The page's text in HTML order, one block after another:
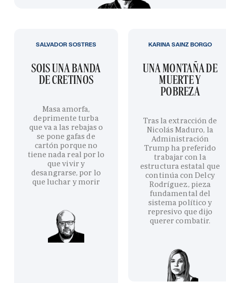
SOIS UNA BANDA
DE CRETINOS
Masa amorfa,
deprimente turba
que va a las rebajas o
se pone gafas de
cartón porque no
tiene nada real por lo
que vivir y
desangrarse, por lo
que luchar y morir
SALVADOR SOSTRES
UNA MONTAÑA DE
MUERTE Y
POBREZA
Tras la extracción de
Nicolás Maduro, la
Administración
Trump ha preferido
trabajar con la
estructura estatal que
continúa con Delcy
Rodríguez, pieza
fundamental del
sistema político y
represivo que dijo
querer combatir.
KARINA SAINZ BORGO